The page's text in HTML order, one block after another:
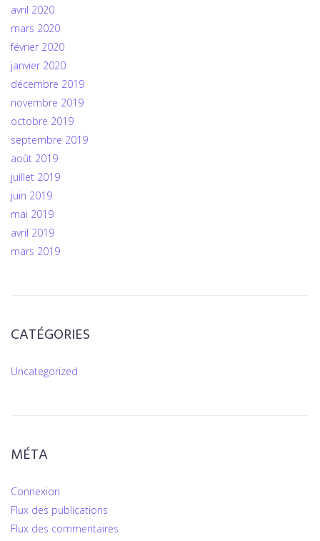
avril 2020
mars 2020
février 2020
janvier 2020
décembre 2019
novembre 2019
octobre 2019
septembre 2019
août 2019
juillet 2019
juin 2019
mai 2019
avril 2019
mars 2019
CATÉGORIES
Uncategorized
MÉTA
Connexion
Flux des publications
Flux des commentaires